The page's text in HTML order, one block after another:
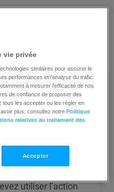
contacts
dans le
marketing ?
vos contacts
au sein de votre
utiliser l’action
vie privée
similaires pour assurer le
performances et l'analyse du trafic.
à mesurer l'efficacité de nos
de confiance de proposer des
tous les accepter ou les régler en
plus, consultez notrePolitique
relatives au traitement des
Accepter